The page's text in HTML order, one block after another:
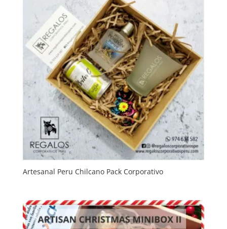
Artesanal Peru Chilcano Pack Corporativo